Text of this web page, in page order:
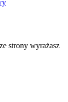
strony wyrażasz